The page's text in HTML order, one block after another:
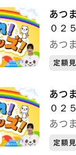
あつ
０２
あつ
定額
あつ
０２
あつ
定額